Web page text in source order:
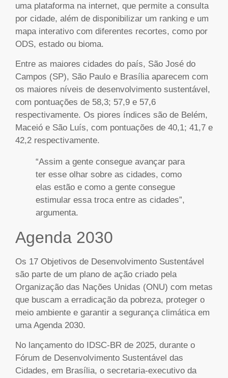
uma plataforma na internet, que permite a consulta
por cidade, além de disponibilizar um ranking e um
mapa interativo com diferentes recortes, como por
ODS, estado ou bioma.
Entre as maiores cidades do país, São José do
Campos (SP), São Paulo e Brasília aparecem com
os maiores níveis de desenvolvimento sustentável,
com pontuações de 58,3; 57,9 e 57,6
respectivamente. Os piores índices são de Belém,
Maceió e São Luís, com pontuações de 40,1; 41,7 e
42,2 respectivamente.
“Assim a gente consegue avançar para
ter esse olhar sobre as cidades, como
elas estão e como a gente consegue
estimular essa troca entre as cidades”,
argumenta.
Agenda 2030
Os 17 Objetivos de Desenvolvimento Sustentável
são parte de um plano de ação criado pela
Organização das Nações Unidas (ONU) com metas
que buscam a erradicação da pobreza, proteger o
meio ambiente e garantir a segurança climática em
uma Agenda 2030.
No lançamento do IDSC-BR de 2025, durante o
Fórum de Desenvolvimento Sustentável das
Cidades, em Brasília, o secretaria-executivo da